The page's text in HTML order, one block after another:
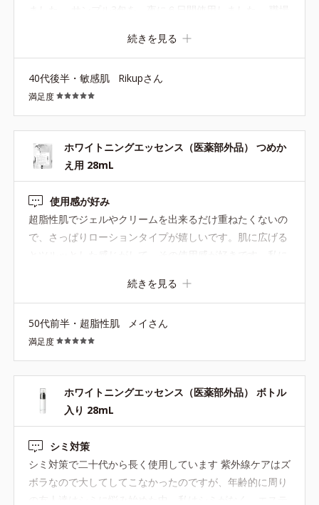
っくりです。 本体を購入して首まで試したくなりました。
続きを見る
40代後半・敏感肌 Rikupさん
満足度
ホワイトニングエッセンス（医薬部外品） つめか
え用 28mL
使用感が好み
超脂性肌でジェルやクリームを出来るだけ重ねたくないの
で、さっぱりローションタイプが嬉しいです。肌に広げる
とツルッとした感じがして、その使用感が好きです。私に
続きを見る
50代前半・超脂性肌 メイさん
満足度
ホワイトニングエッセンス（医薬部外品） ボトル
入り 28mL
シミ対策
シミ対策で二十代から長く使用しています 紫外線ケアはズ
ボラなので大してしてこなかったのですが、年齢的に周り
の友人達はシミに悩み始めた中、私はシミがなく、エステ